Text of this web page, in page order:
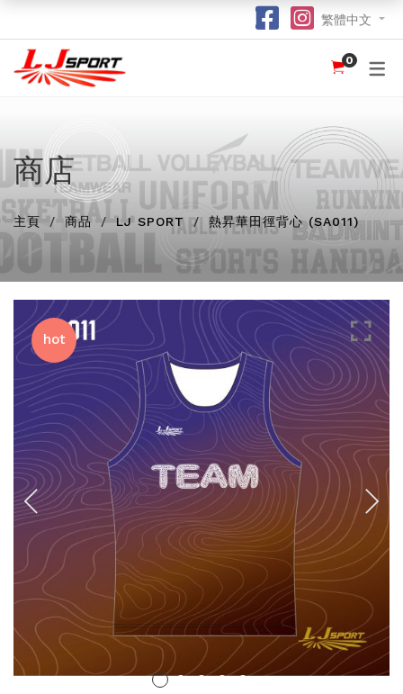
認識 LJ SPORT
為什麼選擇我們？
我們的客戶
球衣
籃球
跑步 / 田徑 hot
龍舟 hot
羽毛球 / 網球
乒乓球
保齡球
投球 (Netball)
排球
飛盤 / 跳繩 new
棒球 new
瑜伽
團體服
POLO 恤
熱昇華服裝 hot
衛衣
風褸
下身
紀念品
熱昇華強力吸水毛巾
棒球帽
索繩袋
鎖匙扣
訂購指南
竹炭運動布功能
了解熱昇華印花 hot
常用字體
不同的服裝印刷方式及特點
面料和顏色
尺寸表
訂購表格
付款方法
繁體中文
0
商店
主頁 商品 LJ SPORT 熱昇華田徑背心 (SA011)
hot